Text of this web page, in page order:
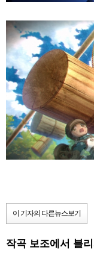
이 기자의 다른뉴스보기
작곡 보조에서 블